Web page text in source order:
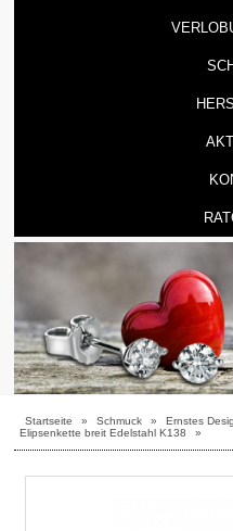
Startseite » Schmuck » Ernstes
Elipsenkette breit Edelstahl K138
»